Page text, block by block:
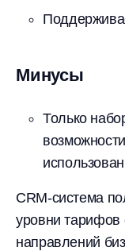
Минусы
Только
CRM-система
уровни тарифов
направлений